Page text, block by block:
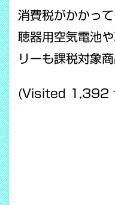
消費税がかかっ
聴器用空気電池
リーも課税対象
(Visited 1,392